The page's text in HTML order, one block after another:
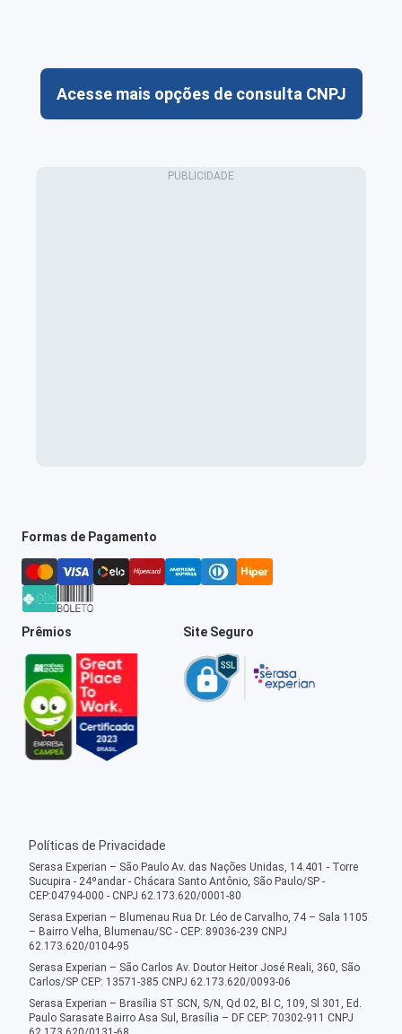
Acesse mais opções de consulta CNPJ
Formas de Pagamento
Prêmios Site Seguro
Políticas de Privacidade
Serasa Experian – São Paulo Av. das Nações Unidas, 14.401 - Torre
Sucupira - 24ºandar - Chácara Santo Antônio, São Paulo/SP -
CEP:04794-000 - CNPJ 62.173.620/0001-80
Serasa Experian – Blumenau Rua Dr. Léo de Carvalho, 74 – Sala 1105
– Bairro Velha, Blumenau/SC - CEP: 89036-239 CNPJ
62.173.620/0104-95
Serasa Experian – São Carlos Av. Doutor Heitor José Reali, 360, São
Carlos/SP CEP: 13571-385 CNPJ 62.173.620/0093-06
Serasa Experian – Brasília ST SCN, S/N, Qd 02, Bl C, 109, Sl 301, Ed.
Paulo Sarasate Bairro Asa Sul, Brasília – DF CEP: 70302-911 CNPJ